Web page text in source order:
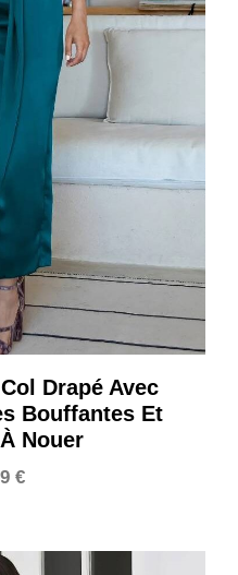
Drapé Avec
Bouffantes Et
Nouer
€